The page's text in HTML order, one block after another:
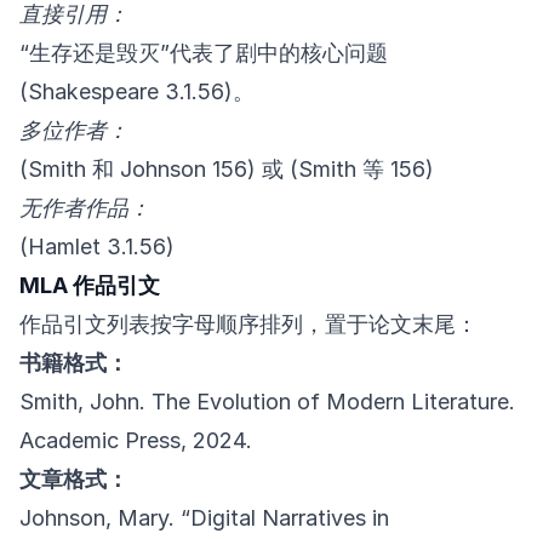
直接引用：
“生存还是毁灭”代表了剧中的核心问题
(Shakespeare 3.1.56)。
多位作者：
(Smith 和 Johnson 156) 或 (Smith 等 156)
无作者作品：
(Hamlet 3.1.56)
MLA 作品引文
作品引文列表按字母顺序排列，置于论文末尾：
书籍格式：
Smith, John. The Evolution of Modern Literature.
Academic Press, 2024.
文章格式：
Johnson, Mary. “Digital Narratives in